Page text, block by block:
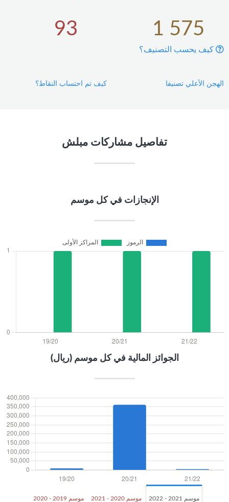
93 1 575
كيف يحسب التصنيف؟
كيف تم احتساب النقاط؟ الهجن الأعلي تصنيفا
تفاصيل مشاركات مبلش
الإنجازات في كل موسم
الجوائز المالية في كل موسم (ريال)
موسم 2021 - 2022 موسم 2020 - 2021 موسم 2019 - 2020